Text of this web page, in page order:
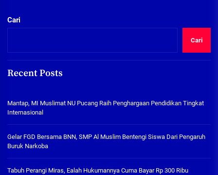
Cari
Cari
Recent Posts
Mantap, MI Muslimat NU Pucang Raih Penghargaan Pendidikan Tingkat
Internasional
Gelar FGD Bersama BNN, SMP Al Muslim Bentengi Siswa Dari Pengaruh
Buruk Narkoba
Tabuh Perangi Miras, Ealah Hukumannya Cuma Bayar Rp 300 Ribu